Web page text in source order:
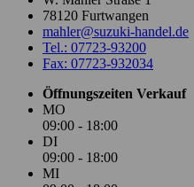
78120 Furtwangen
mahler@suzuki-handel.de
Tel.: 07723-93200
Fax: 07723-932034
Öffnungszeiten Verkauf
MO
09:00 - 18:00
DI
09:00 - 18:00
MI